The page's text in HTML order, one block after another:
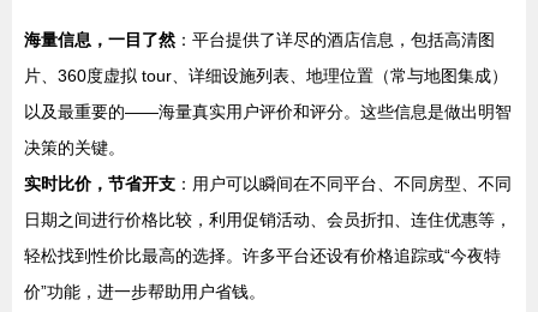
海量信息，一目了然 ：平台提供了详尽的酒店信息，包括高清图
片、360度虚拟 tour、详细设施列表、地理位置（常与地图集成）
以及最重要的——海量真实用户评价和评分。这些信息是做出明智
决策的关键。
实时比价，节省开支 ：用户可以瞬间在不同平台、不同房型、不同
日期之间进行价格比较，利用促销活动、会员折扣、连住优惠等，
轻松找到性价比最高的选择。许多平台还设有价格追踪或“今夜特
价”功能，进一步帮助用户省钱。